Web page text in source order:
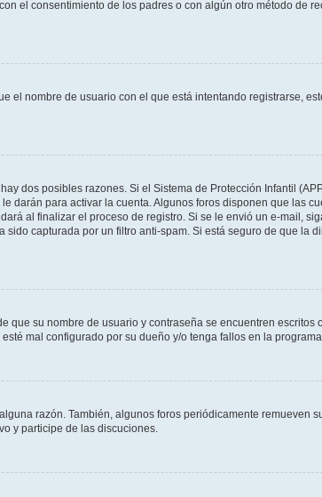
el consentimiento de los padres o con algún otro método de
el nombre de usuario con el que está intentando registrarse,
dos posibles razones. Si el Sistema de Protección Infantil
darán para activar la cuenta. Algunos foros disponen que las
al finalizar el proceso de registro. Si se le envió un e-mail,
capturada por un filtro anti-spam. Si está seguro de que la
que su nombre de usuario y contraseña se encuentren
mal configurado por su dueño y/o tenga fallos en la
razón. También, algunos foros periódicamente remueven
y participe de las discuciones.